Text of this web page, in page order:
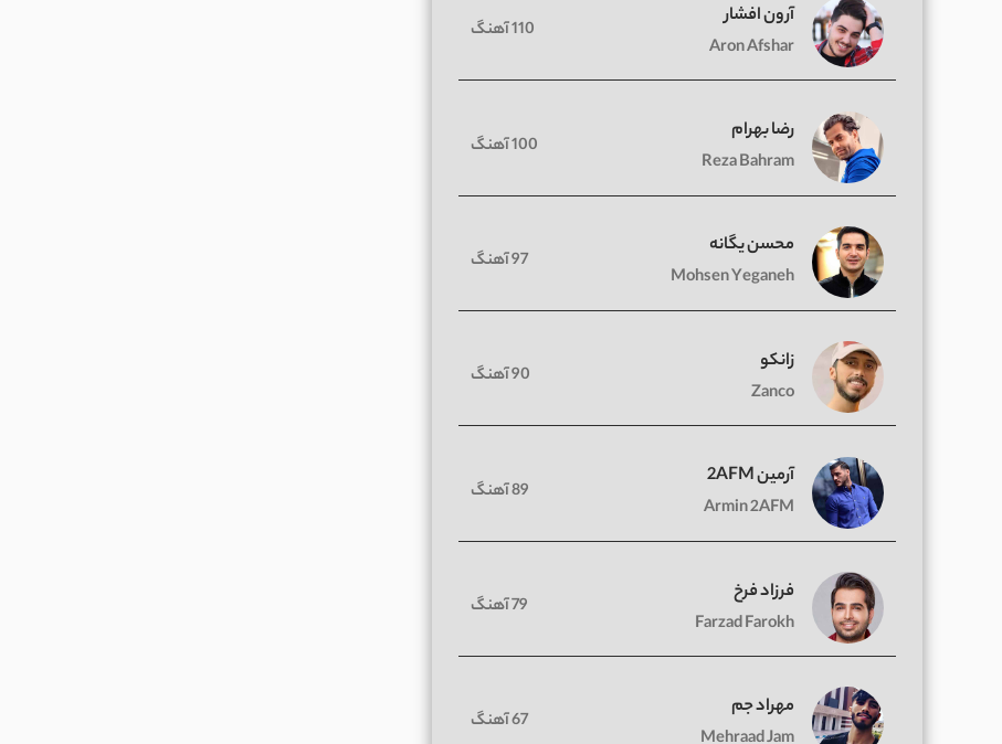
آرون افشار
Aron Afshar
110 آهنگ
رضا بهرام
Reza Bahram
100 آهنگ
محسن یگانه
Mohsen Yeganeh
97 آهنگ
زانکو
Zanco
90 آهنگ
آرمین 2AFM
Armin 2AFM
89 آهنگ
فرزاد فرخ
Farzad Farokh
79 آهنگ
مهراد جم
67 آهنگ